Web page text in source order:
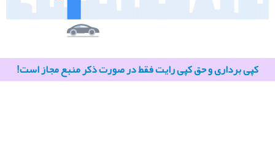
کپی برداری و حق کپی رایت فقط در صورت ذکر منبع مجاز است!